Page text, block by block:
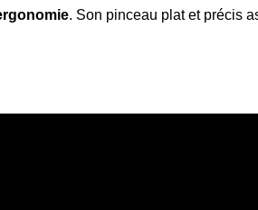
. Son pinceau plat et précis